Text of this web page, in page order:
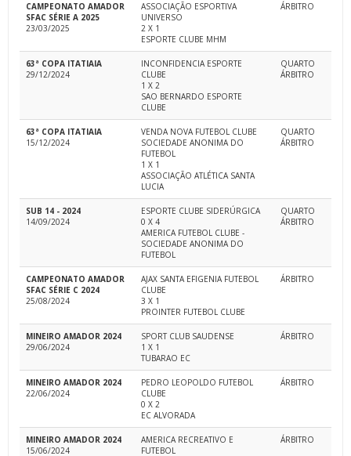
CAMPEONATO AMADOR
SFAC SÉRIE A 2025
23/03/2025
ASSOCIAÇÃO ESPORTIVA
UNIVERSO
2 X 1
ESPORTE CLUBE MHM
ÁRBITRO
63ª COPA ITATIAIA
29/12/2024
INCONFIDENCIA ESPORTE
CLUBE
1 X 2
SAO BERNARDO ESPORTE
CLUBE
QUARTO
ÁRBITRO
63ª COPA ITATIAIA
15/12/2024
VENDA NOVA FUTEBOL CLUBE
SOCIEDADE ANONIMA DO
FUTEBOL
1 X 1
ASSOCIAÇÃO ATLÉTICA SANTA
LUCIA
QUARTO
ÁRBITRO
SUB 14 - 2024
14/09/2024
ESPORTE CLUBE SIDERÚRGICA
0 X 4
AMERICA FUTEBOL CLUBE -
SOCIEDADE ANONIMA DO
FUTEBOL
QUARTO
ÁRBITRO
CAMPEONATO AMADOR
SFAC SÉRIE C 2024
25/08/2024
AJAX SANTA EFIGENIA FUTEBOL
CLUBE
3 X 1
PROINTER FUTEBOL CLUBE
ÁRBITRO
MINEIRO AMADOR 2024
29/06/2024
SPORT CLUB SAUDENSE
1 X 1
TUBARAO EC
ÁRBITRO
MINEIRO AMADOR 2024
22/06/2024
PEDRO LEOPOLDO FUTEBOL
CLUBE
0 X 2
EC ALVORADA
ÁRBITRO
MINEIRO AMADOR 2024
15/06/2024
AMERICA RECREATIVO E
FUTEBOL
ÁRBITRO